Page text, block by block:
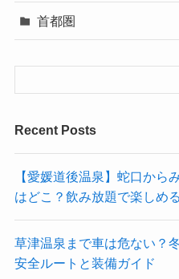
首都圏
Recent Posts
【愛媛道後温泉】蛇口から
はどこ？飲み放題で楽しめ
草津温泉まで車は危ない？
安全ルートと装備ガイド